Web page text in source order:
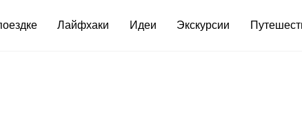
Лайфхаки Идеи Экскурсии